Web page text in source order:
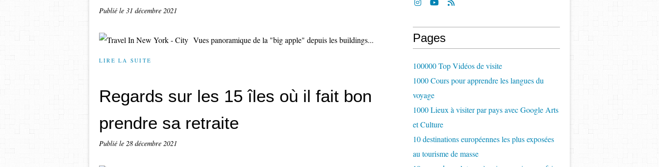
Publié le 31 décembre 2021
Vues panoramique de la "big apple" depuis les buildings...
LIRE LA SUITE
Regards sur les 15 îles où il fait bon
prendre sa retraite
Publié le 28 décembre 2021
Pages
100000 Top Vidéos de visite
1000 Cours pour apprendre les langues du
voyage
1000 Lieux à visiter par pays avec Google Arts
et Culture
10 destinations européennes les plus exposées
au tourisme de masse